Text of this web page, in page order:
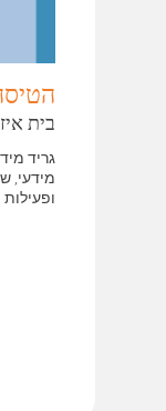
בית
גריד
מידעי,
ופעילות